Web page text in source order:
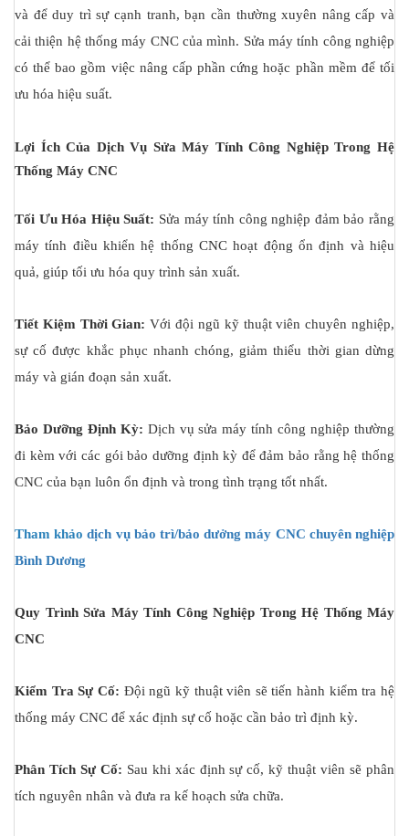
và để duy trì sự cạnh tranh, bạn cần thường xuyên nâng cấp và
cải thiện hệ thống máy CNC của mình. Sửa máy tính công nghiệp
có thể bao gồm việc nâng cấp phần cứng hoặc phần mềm để tối
ưu hóa hiệu suất.
Lợi Ích Của Dịch Vụ Sửa Máy Tính Công Nghiệp Trong Hệ
Thống Máy CNC
Tối Ưu Hóa Hiệu Suất: Sửa máy tính công nghiệp đảm bảo rằng
máy tính điều khiển hệ thống CNC hoạt động ổn định và hiệu
quả, giúp tối ưu hóa quy trình sản xuất.
Tiết Kiệm Thời Gian:Với đội ngũ kỹ thuật viên chuyên nghiệp,
sự cố được khắc phục nhanh chóng, giảm thiểu thời gian dừng
máy và gián đoạn sản xuất.
Bảo Dưỡng Định Kỳ: Dịch vụ sửa máy tính công nghiệp thường
đi kèm với các gói bảo dưỡng định kỳ để đảm bảo rằng hệ thống
CNC của bạn luôn ổn định và trong tình trạng tốt nhất.
Tham khảodịch vụ bảo trì/bảo dưởng máy CNC chuyên nghiệp
Bình Dương
Quy Trình Sửa Máy Tính Công Nghiệp Trong Hệ Thống Máy
CNC
Kiểm Tra Sự Cố: Đội ngũ kỹ thuật viên sẽ tiến hành kiểm tra hệ
thống máy CNC để xác định sự cố hoặc cần bảo trì định kỳ.
Phân Tích Sự Cố: Sau khi xác định sự cố, kỹ thuật viên sẽ phân
tích nguyên nhân và đưa ra kế hoạch sửa chữa.